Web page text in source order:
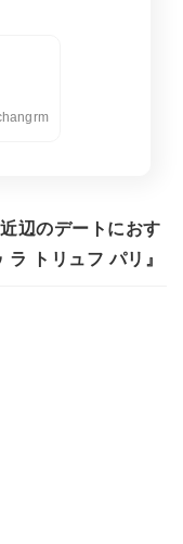
辺のデートにおす
トリュフ パリ』